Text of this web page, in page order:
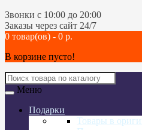
Звонки c 10:00 до 20:00
Заказы через сайт 24/7
0 товар(ов) - 0 р.
В корзине пусто!
Меню
Подарки
Товары в